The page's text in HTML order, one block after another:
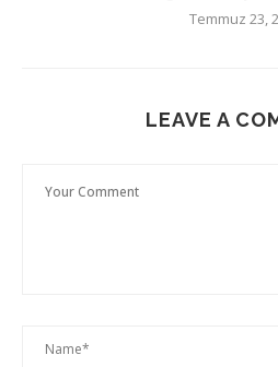
Temmuz 23,
LEAVE A